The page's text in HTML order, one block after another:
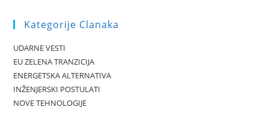
Kategorije Clanaka
UDARNE VESTI
EU ZELENA TRANZICIJA
ENERGETSKA ALTERNATIVA
INŽENJERSKI POSTULATI
NOVE TEHNOLOGIJE